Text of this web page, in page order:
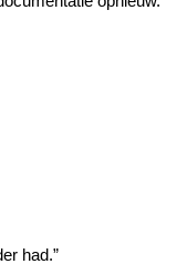
had.”